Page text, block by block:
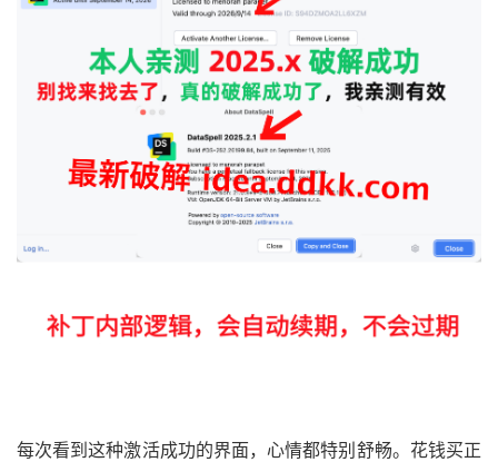
每次看到这种激活成功的界面，心情都特别舒畅。花钱买正